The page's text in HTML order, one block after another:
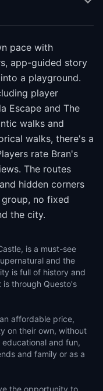
pace with
app-guided story
a playground.
player
Escape and The
walks and
walks, there's a
rate Bran's
The routes
hidden corners
no fixed
the city.
is a must-see
and the
is full of history and
through Questo's
affordable price,
on their own, without
and fun,
and family or as a
the opportunity to